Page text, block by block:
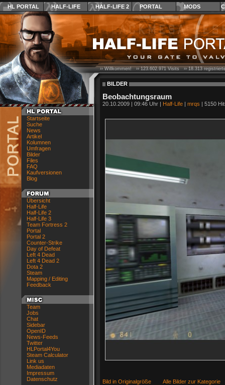
HL PORTAL HALF-LIFE HALF-LIFE 2 PORTAL MODS
Startseite
Suche
News
Artikel
Kolumnen
Umfragen
Bilder
Files
FAQ
Kaufversionen
Blog
Übersicht
Half-Life
Half-Life 2
Half-Life 3
Team Fortress 2
Portal
Portal 2
Counter-Strike
Day of Defeat
Left 4 Dead
Left 4 Dead 2
Dota 2
Steam
Mapping / Editing
Feedback
Team
Jobs
Chat
Sidebar
OpenID
News-Feeds
Twitter
HLPortal4You
Steam Calculator
Link us
Mediadaten
Impressum
Datenschutz
›› Willkommen! ››123.602.971Visits ››18.313
BILDER
Beobachtungsraum
20.10.2009 | 09:46 Uhr | Half-Life | mrqs | 5150
Bild in Originalgröße Alle Bilder zur Kategorie